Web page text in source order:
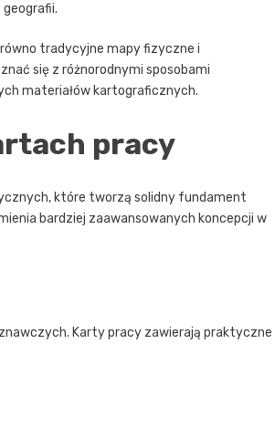
tradycyjne mapy fizyczne i
się z różnorodnymi sposobami
materiałów kartograficznych.
pracy
które tworzą solidny fundament
bardziej zaawansowanych koncepcji w
Karty pracy zawierają praktyczne